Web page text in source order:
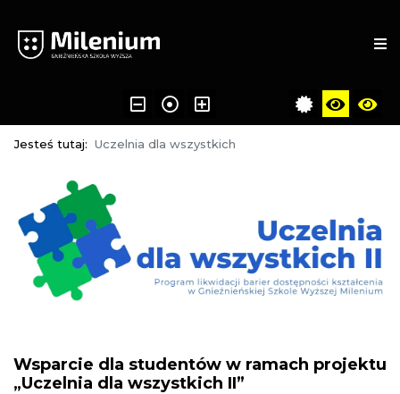
Jesteś tutaj: Uczelnia dla wszystkich
Wsparcie dla studentów w ramach projektu
„Uczelnia dla wszystkich II”